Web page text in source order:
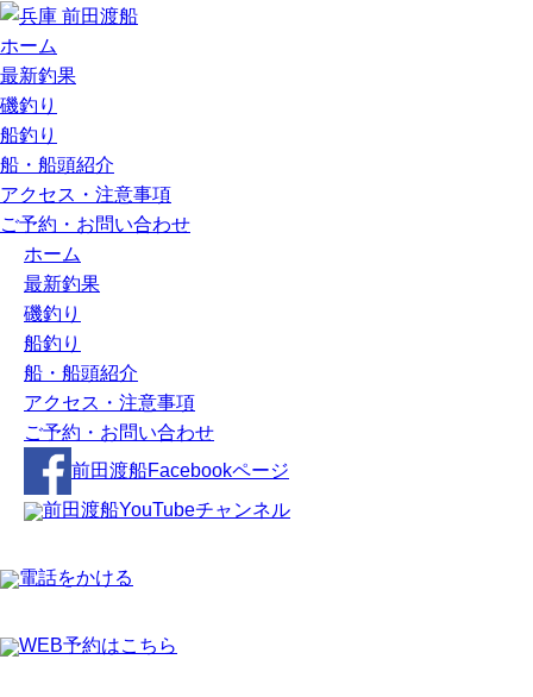
ホーム
最新釣果
磯釣り
船釣り
船・船頭紹介
アクセス・注意事項
ご予約・お問い合わせ
ホーム
最新釣果
磯釣り
船釣り
船・船頭紹介
アクセス・注意事項
ご予約・お問い合わせ
前田渡船Facebookページ
前田渡船YouTubeチャンネル
電話をかける
WEB予約はこちら